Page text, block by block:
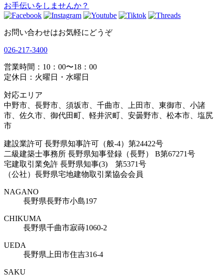
お手伝いをしませんか？
お問い合わせはお気軽にどうぞ
026-217-3400
営業時間：10：00〜18：00
定休日：火曜日・水曜日
対応エリア
中野市、長野市、須坂市、千曲市、上田市、東御市、小諸
市、佐久市、御代田町、軽井沢町、安曇野市、松本市、塩尻
市
建設業許可 長野県知事許可（般-4）第24422号
二級建築士事務所 長野県知事登録（長野） B第67271号
宅建取引業免許 長野県知事(3) 第5371号
（公社）長野県宅地建物取引業協会会員
NAGANO
長野県長野市小島197
CHIKUMA
長野県千曲市寂蒔1060-2
UEDA
長野県上田市住吉316-4
SAKU